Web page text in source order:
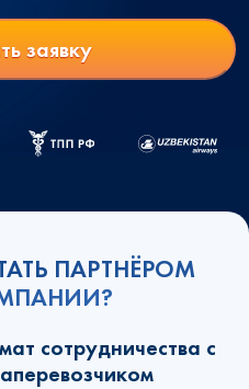
заявку
ПАРТНЁРОМ
сотрудничества с